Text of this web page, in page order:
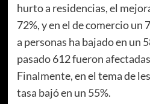
hurto a residencias, el
72%, y en el de comercio un
a personas ha bajado en un
pasado 612 fueron
Finalmente, en el tema de
tasa bajó en un 55%.